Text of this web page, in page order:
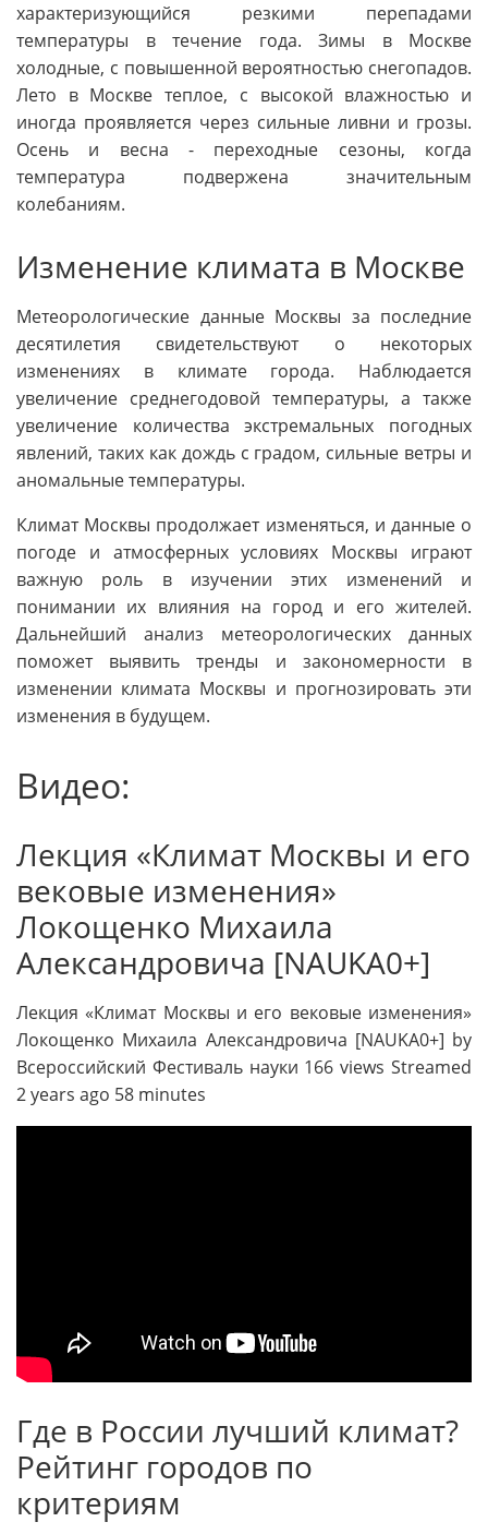
характеризующийся резкими перепадами
температуры в течение года. Зимы в Москве
холодные, с повышенной вероятностью снегопадов.
Лето в Москве теплое, с высокой влажностью и
иногда проявляется через сильные ливни и грозы.
Осень и весна - переходные сезоны, когда
температура подвержена значительным
колебаниям.
Изменение климата в Москве
Метеорологические данные Москвы за последние
десятилетия свидетельствуют о некоторых
изменениях в климате города. Наблюдается
увеличение среднегодовой температуры, а также
увеличение количества экстремальных погодных
явлений, таких как дождь с градом, сильные ветры и
аномальные температуры.
Климат Москвы продолжает изменяться, и данные о
погоде и атмосферных условиях Москвы играют
важную роль в изучении этих изменений и
понимании их влияния на город и его жителей.
Дальнейший анализ метеорологических данных
поможет выявить тренды и закономерности в
изменении климата Москвы и прогнозировать эти
изменения в будущем.
Видео:
Лекция «Климат Москвы и его
вековые изменения»
Локощенко Михаила
Александровича [NAUKA0+]
Лекция «Климат Москвы и его вековые изменения»
Локощенко Михаила Александровича [NAUKA0+] by
Всероссийский Фестиваль науки 166 views Streamed
2 years ago 58 minutes
Где в России лучший климат?
Рейтинг городов по
критериям